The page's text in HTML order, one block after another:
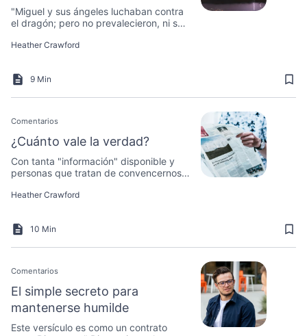
"Miguel y sus ángeles luchaban contra
el dragón; pero no prevalecieron, ni se
Heather Crawford
9 Min
Comentarios
¿Cuánto vale la verdad?
Con tanta "información" disponible y
personas que tratan de convencernos
verdad, ¿cómo podemos saber lo que
Heather Crawford
10 Min
Comentarios
El simple secreto para
mantenerse humilde
Este versículo es como un contrato